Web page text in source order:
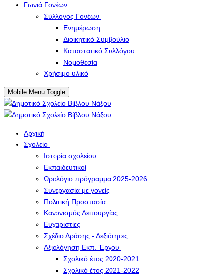
Γωνιά Γονέων
Σύλλογος Γονέων
Ενημέρωση
Διοικητικό Συμβούλιο
Καταστατικό Συλλόγου
Νομοθεσία
Χρήσιμο υλικό
Mobile Menu Toggle
Αρχική
Σχολείο
Ιστορία σχολείου
Εκπαιδευτικοί
Ωρολόγιο πρόγραμμα 2025-2026
Συνεργασία με γονείς
Πολιτική Προστασία
Κανονισμός Λειτουργίας
Ευχαριστίες
Σχέδιο Δράσης - Δεξιότητες
Αξιολόγηση Εκπ. Έργου
Σχολικό έτος 2020-2021
Σχολικό έτος 2021-2022